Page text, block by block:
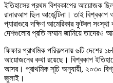
ইতিহাসের প্রথম বিশ্বকাপের আয়োজক
রানারআপ ছিল আর্জেন্টিনা। তাই
প্যারাগুয়ে দক্ষিণ আমেরিকার ফুটবল
দেশগুলোর প্রতি সম্মান জানিয়ে তাদেরও
ফিফার প্রাথমিক পরিকল্পনায় ৬টি দেশের
আয়োজনের কথা রয়েছে। বিশ্বকাপ
আসর। প্রাথমিক সূচি অনুযায়ী, ২০৩০
জুলাই।